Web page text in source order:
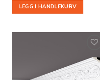
LEGG I HANDLEKURV
Legg til
i